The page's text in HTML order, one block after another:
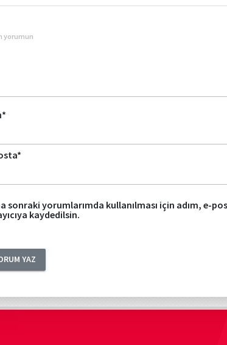
yorumun
*
*
sonraki yorumlarımda kullanılması için adım, e-
kaydedilsin.